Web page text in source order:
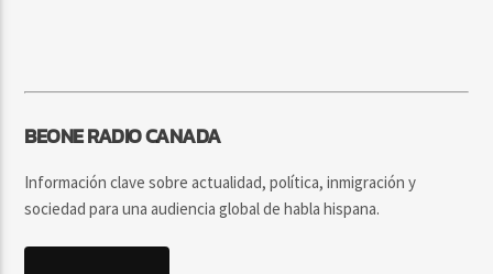
BEONE RADIO CANADA
Información clave sobre actualidad, política, inmigración y
sociedad para una audiencia global de habla hispana.